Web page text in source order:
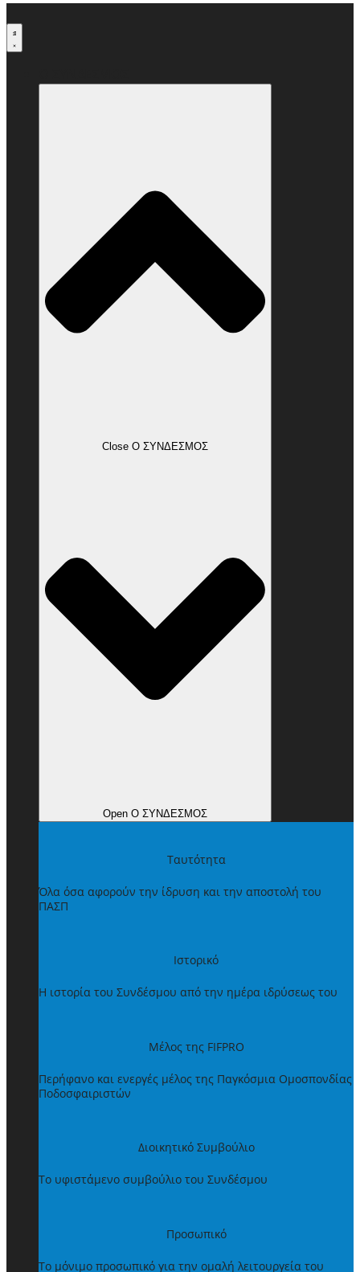
στο
περιεχόμενο
Close Ο ΣΥΝΔΕΣΜΟΣ
Open Ο ΣΥΝΔΕΣΜΟΣ
Ταυτότητα
Όλα όσα αφορούν την ίδρυση και την αποστολή του
ΠΑΣΠ
Ιστορικό
Η ιστορία του Συνδέσμου από την ημέρα ιδρύσεως του
Μέλος της FIFPRO
Περήφανο και ενεργές μέλος της Παγκόσμια Ομοσπονδίας
Ποδοσφαιριστών
Διοικητικό Συμβούλιο
Το υφιστάμενο συμβούλιο του Συνδέσμου
Προσωπικό
Το μόνιμο προσωπικό για την ομαλή λειτουργεία του